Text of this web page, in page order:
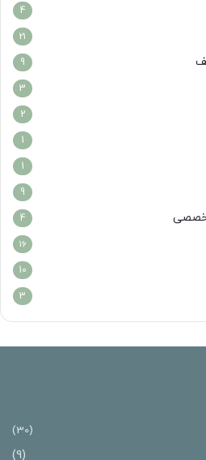
4
21
9
3
2
1
1
9
4
16
10
3
(30)
(9)